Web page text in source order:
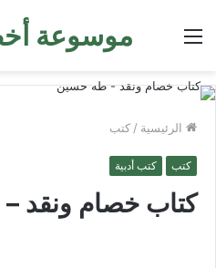
موسوعة القائمة
الرئيسية / كتب
كتب كتب أدبية
كتاب خصام ونقد